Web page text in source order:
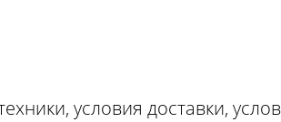
условия доставки,